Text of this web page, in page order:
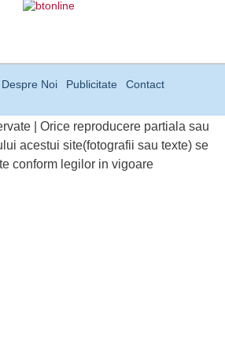
Despre Noi Publicitate Contact
| Orice reproducere partiala sau
acestui site(fotografii sau texte) se
conform legilor in vigoare